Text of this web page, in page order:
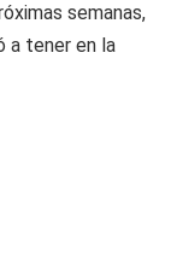
semanas,
a tener en la